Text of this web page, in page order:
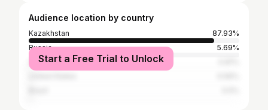
Audience location by country
Kazakhstan
87.93%
Russia
5.69%
Ukraine
Start a Free Trial to Unlock